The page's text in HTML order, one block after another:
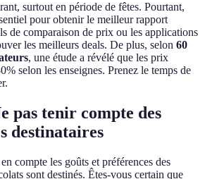
surtout en période de fêtes. Pourtant,
pour obtenir le meilleur rapport
de comparaison de prix ou les applications
les meilleurs deals. De plus, selon 60
, une étude a révélé que les prix
selon les enseignes. Prenez le temps de
pas tenir compte des
destinataires
compte les goûts et préférences des
sont destinés. Êtes-vous certain que